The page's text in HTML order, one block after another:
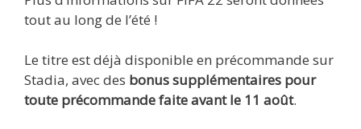
tout au long de l’été !
Le titre est déjà disponible en précommande sur
Stadia, avec des bonus supplémentaires pour
toute précommande faite avant le 11 août.